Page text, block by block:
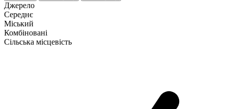
Джерело
Середнє
Міський
Комбіновані
Сільська місцевість